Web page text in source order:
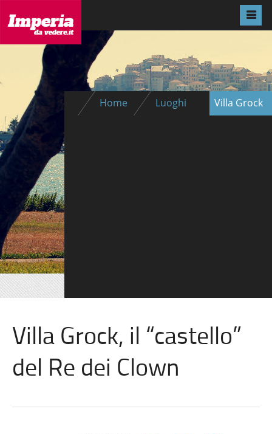
Home Luoghi Villa Grock
Villa Grock, il “castello”
del Re dei Clown